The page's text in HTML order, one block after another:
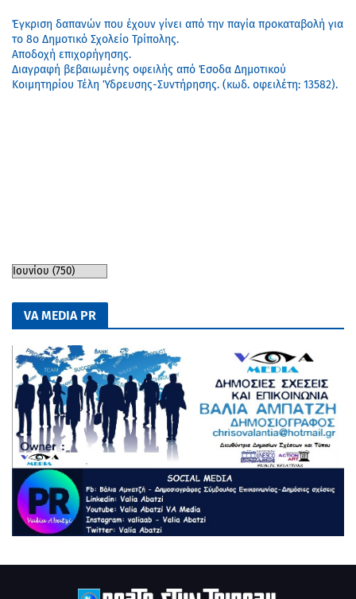
Έγκριση δαπανών που έχουν γίνει από την παγία προκαταβολή για
το 8ο Δημοτικό Σχολείο Τρίπολης.
Αποδοχή επιχορήγησης.
Διαγραφή βεβαιωμένης οφειλής από Έσοδα Δημοτικού
Κοιμητηρίου Τέλη Ύδρευσης-Συντήρησης. (κωδ. οφειλέτη: 13582).
VA MEDIA PR